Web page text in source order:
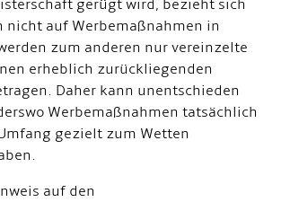
gerügt wird, bezieht sich
nicht auf Werbemaßnahmen in
zum anderen nur vereinzelte
erheblich zurückliegenden
Daher kann unentschieden
Werbemaßnahmen tatsächlich
gezielt zum Wetten
auf den